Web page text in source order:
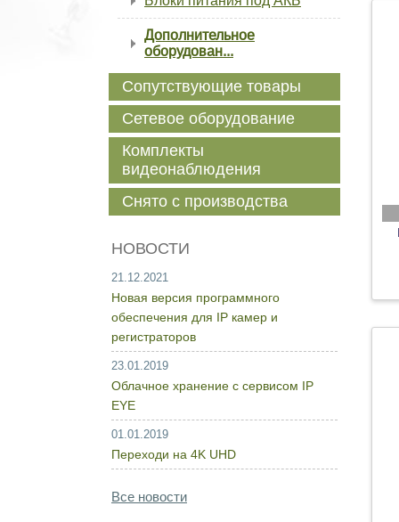
Дополнительное
оборудован...
Сопутствующие товары
Сетевое оборудование
Комплекты
видеонаблюдения
Снято с производства
НОВОСТИ
21.12.2021
Новая версия программного
обеспечения для IP камер и
регистраторов
23.01.2019
Облачное хранение с сервисом IP
EYE
01.01.2019
Переходи на 4K UHD
Все новости